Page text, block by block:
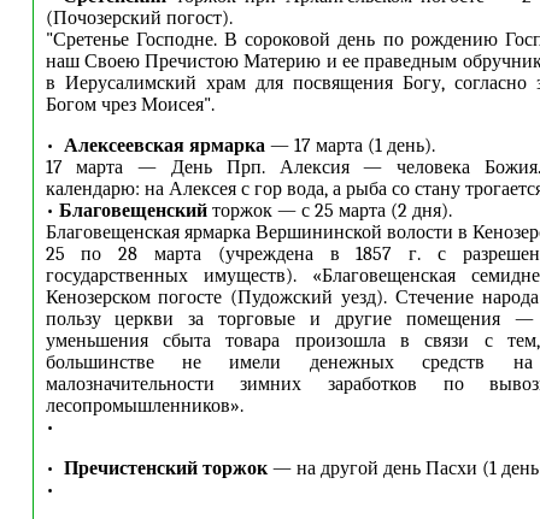
(Почозерский погост).
"Сретенье Господне. В сороковой день по рождению
наш Своею Пречистою Материю и ее праведным
в Иерусалимский храм для посвящения Богу, согласно
Богом чрез Моисея".
• Алексеевская ярмарка— 17 марта (1 день).
17 марта — День Прп. Алексия — человека
календарю: на Алексея с гор вода, а рыба со стану
• Благовещенскийторжок — с 25 марта (2 дня).
Благовещенская ярмарка Вершининской волости в
25 по 28 марта (учреждена в 1857 г. с
государственных имуществ). «Благовещенская
Кенозерском погосте (Пудожский уезд). Стечение
пользу церкви за торговые и другие помещения
уменьшения сбыта товара произошла в связи с
большинстве не имели денежных средств
малозначительности зимних заработков по
лесопромышленников».
•
• Пречистенский торжок— на другой день Пасхи (1
•